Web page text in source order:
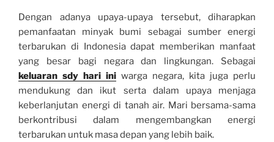
Dengan adanya upaya-upaya tersebut, diharapkan
pemanfaatan minyak bumi sebagai sumber energi
terbarukan di Indonesia dapat memberikan manfaat
yang besar bagi negara dan lingkungan. Sebagai
keluaran sdy hari ini warga negara, kita juga perlu
mendukung dan ikut serta dalam upaya menjaga
keberlanjutan energi di tanah air. Mari bersama-sama
berkontribusi dalam mengembangkan energi
terbarukan untuk masa depan yang lebih baik.